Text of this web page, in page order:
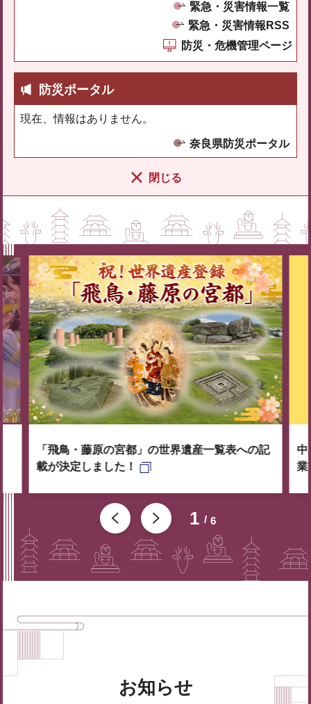
緊急・災害情報一覧
緊急・災害情報RSS
防災・危機管理ページ
防災ポータル
現在、情報はありません。
奈良県防災ポータル
閉じる
1 6
「飛鳥・藤原の宮都」の世界遺産一覧表への記
載が決定しました！
中
業
お知らせ